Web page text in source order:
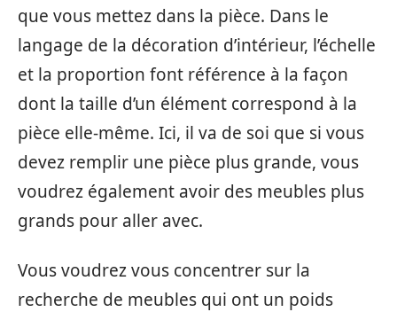
que vous mettez dans la pièce. Dans le
langage de la décoration d’intérieur, l’échelle
et la proportion font référence à la façon
dont la taille d’un élément correspond à la
pièce elle-même. Ici, il va de soi que si vous
devez remplir une pièce plus grande, vous
voudrez également avoir des meubles plus
grands pour aller avec.
Vous voudrez vous concentrer sur la
recherche de meubles qui ont un poids